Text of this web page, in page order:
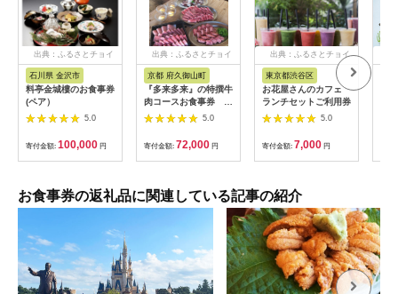
出典：ふるさとチョイ
ス
石川県 金沢市
料亭金城樓のお食事券
(ペア）
5.0
寄付金額: 100,000 円
出典：ふるさとチョイ
ス
京都 府久御山町
『多来多来』の特撰牛
肉コースお食事券 4
名様分【1131614】
5.0
寄付金額: 72,000 円
出典：ふるさとチョイ
東京都渋谷区
お花屋さんのカフェ
ランチセットご利用券
5.0
寄付金額: 7,000 円
お食事券の返礼品に関連している記事の紹介